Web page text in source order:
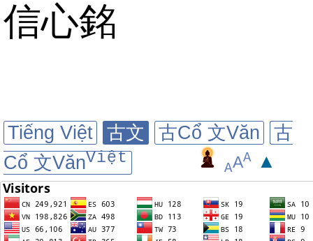
信心銘
Tiếng Việt 古文 古Cổ 文Văn
古
Cổ 文VănViệt
AAA ▲